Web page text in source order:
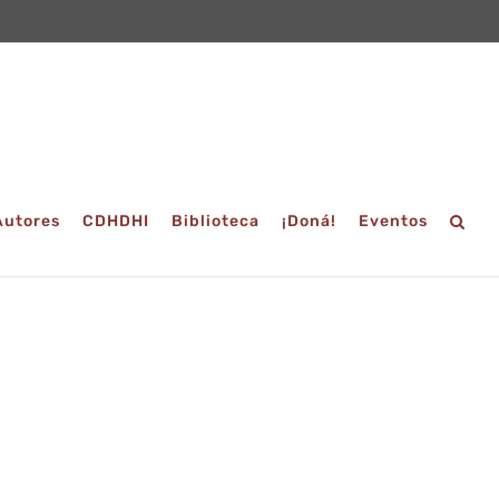
CDHDHI Biblioteca ¡Doná! Eventos